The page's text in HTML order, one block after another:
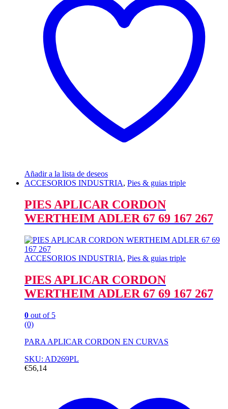
Añadir a la lista de deseos
ACCESORIOS INDUSTRIA, Pies & guias triple
PIES APLICAR CORDON
WERTHEIM ADLER 67 69 167 267
ACCESORIOS INDUSTRIA, Pies & guias triple
PIES APLICAR CORDON
WERTHEIM ADLER 67 69 167 267
0 out of 5
(0)
PARA APLICAR CORDON EN CURVAS
SKU: AD269PL
€56,14